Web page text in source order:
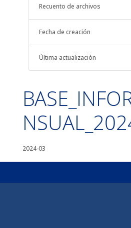
Recuento de archivos
Fecha de creación
Última actualización
2024-03